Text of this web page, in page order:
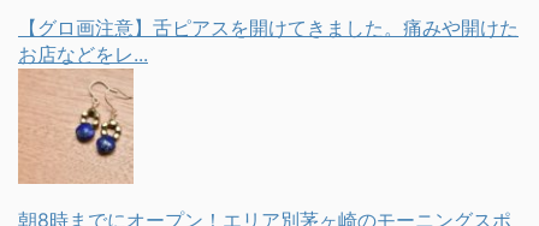
【グロ画注意】舌ピアスを開けてきました。痛みや開けた
お店などをレ...
朝8時までにオープン！エリア別茅ヶ崎のモーニングスポ